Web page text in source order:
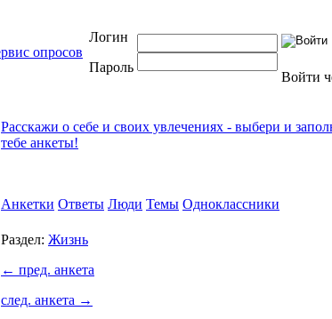
Логин
Пароль
Войти
Расскажи о себе и своих увлечениях - выбери и
тебе анкеты!
Анкетки Ответы Люди Темы Одноклассники
Раздел: Жизнь
← пред. анкета
след. анкета →